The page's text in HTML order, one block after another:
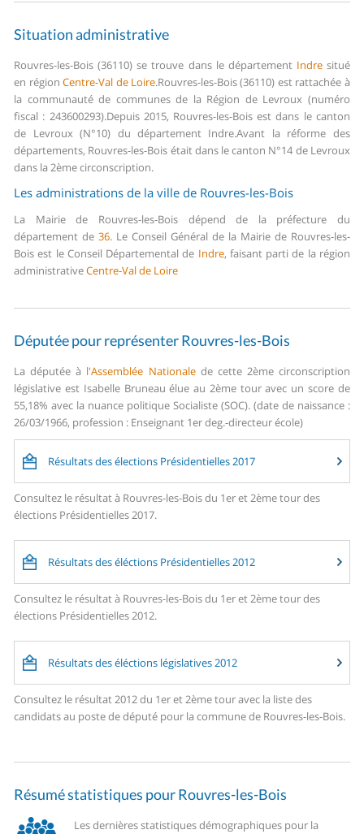
Situation administrative
Rouvres-les-Bois (36110) se trouve dans le département Indresitué
en régionCentre-Val de Loire.Rouvres-les-Bois (36110) est rattachée à
la communauté de communes de la Région de Levroux (numéro
fiscal : 243600293).Depuis 2015, Rouvres-les-Bois est dans le canton
de Levroux (N°10) du département Indre.Avant la réforme des
départements, Rouvres-les-Bois était dans le canton N°14 de Levroux
dans la 2ème circonscription.
Les administrations de la ville de Rouvres-les-Bois
La Mairie de Rouvres-les-Bois dépend de la préfecture du
département de36. Le Conseil Général de la Mairie de Rouvres-les-
Bois est le Conseil Départemental de Indre, faisant parti de la région
administrativeCentre-Val de Loire
Députée pour représenter Rouvres-les-Bois
La députée à l'Assemblée Nationalede cette 2ème circonscription
législative est Isabelle Bruneau élue au 2ème tour avec un score de
55,18% avec la nuance politique Socialiste (SOC). (date de naissance :
26/03/1966, profession : Enseignant 1er deg.-directeur école)
Résultats des élections Présidentielles 2017
Consultez le résultat à Rouvres-les-Bois du 1er et 2ème tour des
élections Présidentielles 2017.
Résultats des éléctions Présidentielles 2012
Consultez le résultat à Rouvres-les-Bois du 1er et 2ème tour des
élections Présidentielles 2012.
Résultats des éléctions législatives 2012
Consultez le résultat 2012 du 1er et 2ème tour avec la liste des
candidats au poste de député pour la commune de Rouvres-les-Bois.
Résumé statistiques pour Rouvres-les-Bois
Les dernières statistiques démographiques pour la